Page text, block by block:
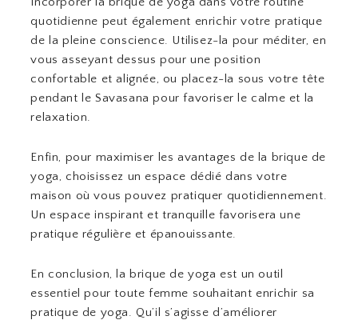
quotidienne peut également enrichir votre pratique
de la pleine conscience. Utilisez-la pour méditer, en
vous asseyant dessus pour une position
confortable et alignée, ou placez-la sous votre tête
pendant le Savasana pour favoriser le calme et la
relaxation.
Enfin, pour maximiser les avantages de la brique de
yoga, choisissez un espace dédié dans votre
maison où vous pouvez pratiquer quotidiennement.
Un espace inspirant et tranquille favorisera une
pratique régulière et épanouissante.
En conclusion, la brique de yoga est un outil
essentiel pour toute femme souhaitant enrichir sa
pratique de yoga. Qu’il s’agisse d’améliorer